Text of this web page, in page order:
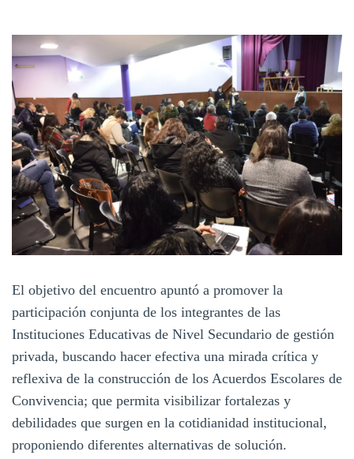
El objetivo del encuentro apuntó a promover la
participación conjunta de los integrantes de las
Instituciones Educativas de Nivel Secundario de gestión
privada, buscando hacer efectiva una mirada crítica y
reflexiva de la construcción de los Acuerdos Escolares de
Convivencia; que permita visibilizar fortalezas y
debilidades que surgen en la cotidianidad institucional,
proponiendo diferentes alternativas de solución.